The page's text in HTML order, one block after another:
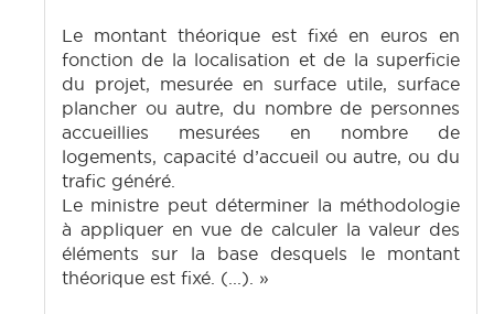
Le montant théorique est fixé en euros en
fonction de la localisation et de la superficie
du projet, mesurée en surface utile, surface
plancher ou autre, du nombre de personnes
accueillies mesurées en nombre de
logements, capacité d’accueil ou autre, ou du
trafic généré.
Le ministre peut déterminer la méthodologie
à appliquer en vue de calculer la valeur des
éléments sur la base desquels le montant
théorique est fixé. (...). »